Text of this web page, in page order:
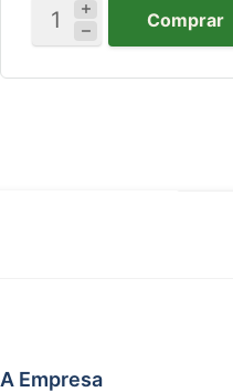
Comprar
A Empresa